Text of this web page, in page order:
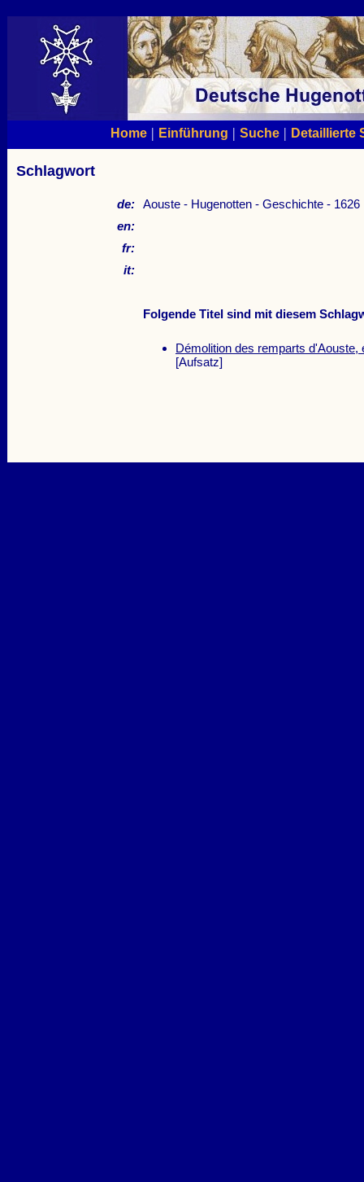
Home| Einführung | Suche| Detaillierte
Schlagwort
de: Aouste - Hugenotten - Geschichte - 1626
en:
fr:
it:
Folgende Titel sind mit diesem
Démolition des remparts d'Aouste,
[Aufsatz]